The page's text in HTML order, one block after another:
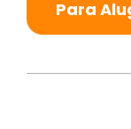
Para